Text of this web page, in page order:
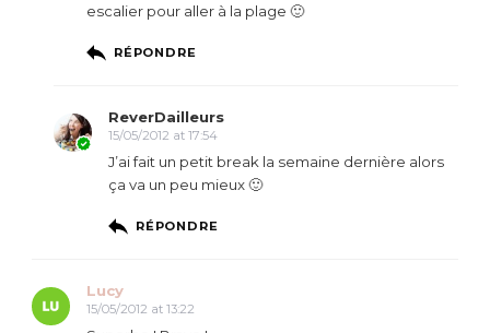
escalier pour aller à la plage 🙂
RÉPONDRE
ReverDailleurs
15/05/2012 at 17:54
J’ai fait un petit break la semaine dernière alors
ça va un peu mieux 🙂
RÉPONDRE
Lucy
15/05/2012 at 13:22